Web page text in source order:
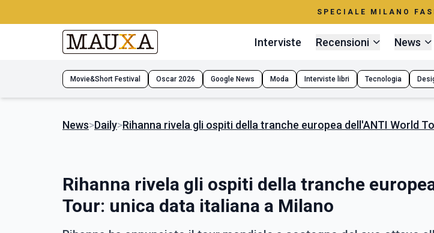
SPECIALE MILANO
Interviste Recensioni News
Movie&Short Festival Oscar 2026 Google News Moda Interviste libri Tecnologia
News>Daily>Rihanna rivela gli ospiti della tranche europea dell'ANTI World
Rihanna rivela gli ospiti della tranche
Tour: unica data italiana a Milano